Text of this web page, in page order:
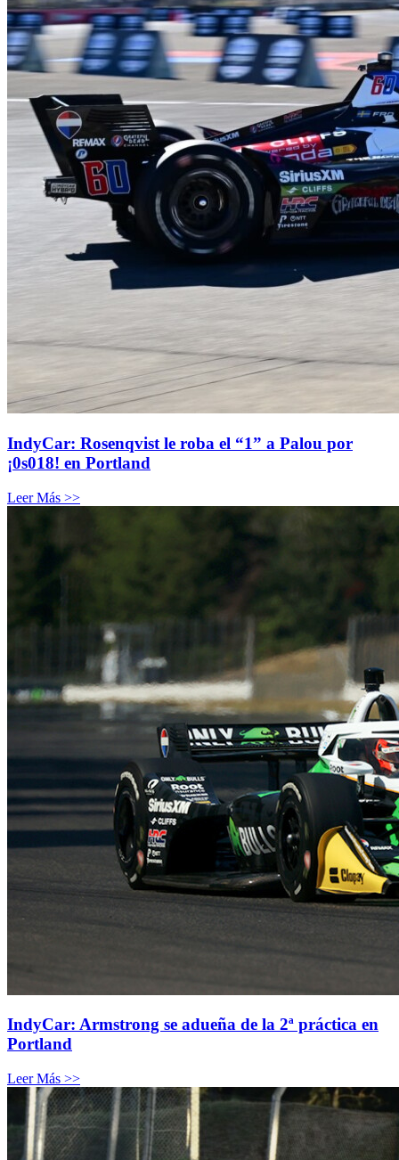
IndyCar: Rosenqvist le roba el “1” a Palou por
¡0s018! en Portland
Leer Más >>
IndyCar: Armstrong se adueña de la 2ª práctica en
Portland
Leer Más >>